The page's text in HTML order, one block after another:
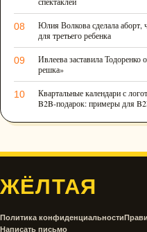
08
Юлия Волкова сделала аборт,
для третьего ребенка
09
Ивлеева заставила Тодоренко
решка»
10
Квартальные календари с
B2B-подарок: примеры для
ЖЁЛТАЯ
Политика конфиденциальности
Написать письмо